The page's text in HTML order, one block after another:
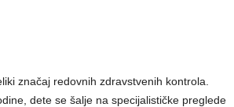
značaj redovnih zdravstvenih kontrola.
dete se šalje na specijalističke preglede